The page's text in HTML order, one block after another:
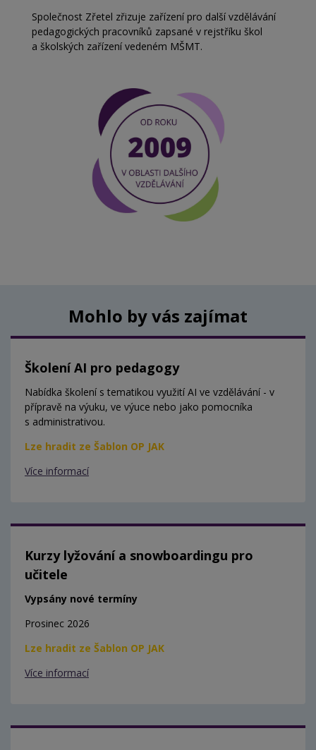
Společnost Zřetel zřizuje zařízení pro další vzdělávání
pedagogických pracovníků zapsané v rejstříku škol
a školských zařízení vedeném MŠMT.
Mohlo by vás zajímat
Školení AI pro pedagogy
Nabídka školení s tematikou využití AI ve vzdělávání - v
přípravě na výuku, ve výuce nebo jako pomocníka
s administrativou.
Lze hradit ze Šablon OP JAK
Více informací
Kurzy lyžování a snowboardingu pro
učitele
Vypsány nové termíny
Prosinec 2026
Lze hradit ze Šablon OP JAK
Více informací